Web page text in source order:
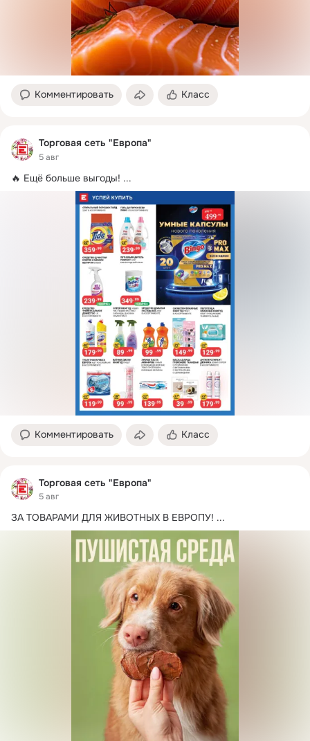
Комментировать Класс
Торговая сеть "Европа"
5 авг
🔥 Ещё больше выгоды! ...
Комментировать Класс
Торговая сеть "Европа"
5 авг
ЗА ТОВАРАМИ ДЛЯ ЖИВОТНЫХ В ЕВРОПУ! ...